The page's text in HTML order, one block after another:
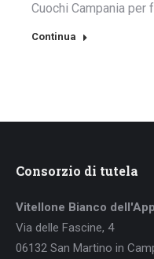
Cuochi Campania per
Continua
Consorzio di tutela
Vitellone Bianco
Via delle Fascine, 4
06132 San Martino in